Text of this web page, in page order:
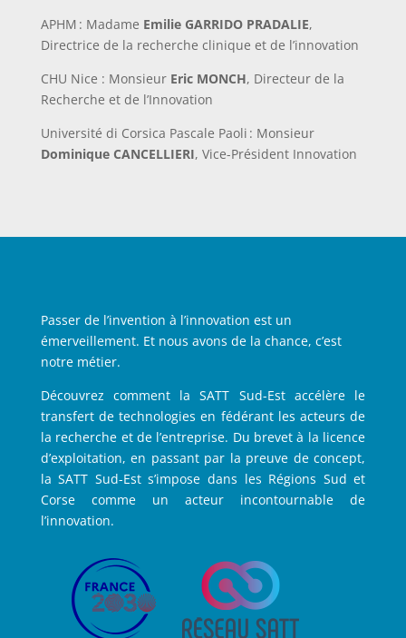
APHM : Madame Emilie GARRIDO PRADALIE,
Directrice de la recherche clinique et de l’innovation
CHU Nice : MonsieurEric MONCH, Directeur de la
Recherche et de l’Innovation
Université di Corsica Pascale Paoli : Monsieur
Dominique CANCELLIERI, Vice-Président Innovation
Passer de l’invention à l’innovation est un
émerveillement. Et nous avons de la chance, c’est
notre métier.
Découvrez comment la SATT Sud-Est accélère le
transfert de technologies en fédérant les acteurs de
la recherche et de l’entreprise. Du brevet à la licence
d’exploitation, en passant par la preuve de concept,
la SATT Sud-Est s’impose dans les Régions Sud et
Corse comme un acteur incontournable de
l’innovation.